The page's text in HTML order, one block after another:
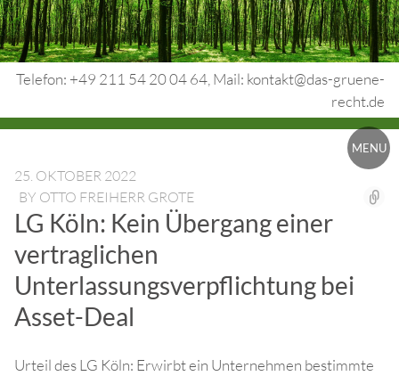
Skip
to
content
Telefon: +49 211 54 20 04 64, Mail: kontakt@das-gruene-
recht.de
Medienrecht.
gewerbl.
Rechtsschutz.
MENU
25. OKTOBER 2022
BY OTTO FREIHERR GROTE
LG Köln: Kein Übergang einer
vertraglichen
Unterlassungsverpflichtung bei
Asset-Deal
Urteil des LG Köln: Erwirbt ein Unternehmen bestimmte